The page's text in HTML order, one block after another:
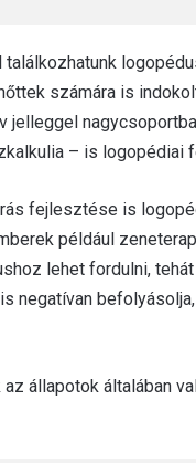
számára is
– is logopédiai
fejlesztése is
például
lehet fordulni, tehát
negatívan
állapotok általában